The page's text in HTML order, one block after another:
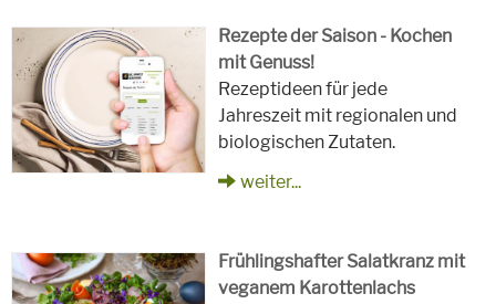
Rezepte der Saison - Kochen
mit Genuss!
Rezeptideen für jede
Jahreszeit mit regionalen und
biologischen Zutaten.
weiter...
Frühlingshafter Salatkranz mit
veganem Karottenlachs